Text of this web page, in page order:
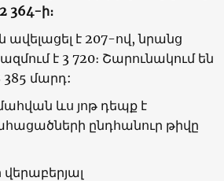
364-ի։
ավելացել է 207-ով, նրանց
է 3 720։ Շարունակում են
385 մարդ:
ևս յոթ դեպք է
ընդհանուր թիվը